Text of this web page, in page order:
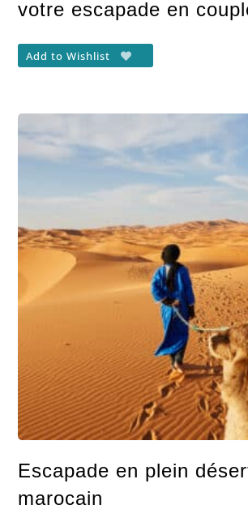
votre escapade en
Add to Wishlist
Escapade en plein
marocain